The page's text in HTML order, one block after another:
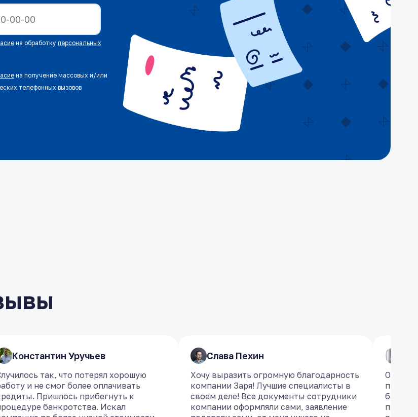
на обработку персональных
на получение массовых и/или
телефонных вызовов
​Константин Уручьев
так, что потерял хорошую
и не смог более оплачивать
Пришлось прибегнуть к
банкротства. Искал
Слава Пехин
Хочу выразить огромную благодарность
компании Заря! Лучшие специалисты в
своем деле! Все документы сотрудники
компании оформляли сами, заявление
​Константин Уручьев
так, что потерял хорошую
и не смог более оплачивать
Пришлось прибегнуть к
банкротства. Искал
Слава Пехин
Хочу выразить огромную благодарность
компании Заря! Лучшие специалисты в
своем деле! Все документы сотрудники
компании оформляли сами, заявление